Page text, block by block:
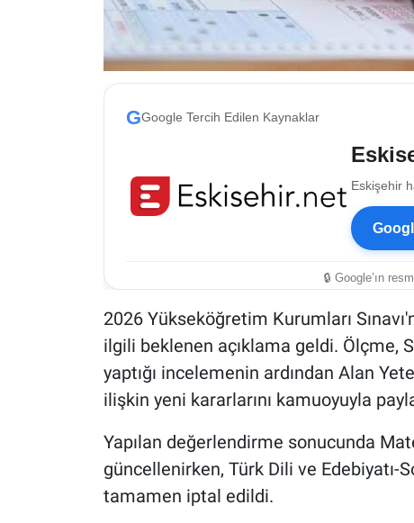
GGoogle Tercih Edilen Kaynaklar
Eskişehir
🔒 Google’ın
2026 Yükseköğretim Kurumları
ilgili beklenen açıklama geldi. Ölçme,
yaptığı incelemenin ardından Alan
ilişkin yeni kararlarını kamuoyuyla
Yapılan değerlendirme sonucunda
güncellenirken, Türk Dili ve
tamamen iptal edildi.